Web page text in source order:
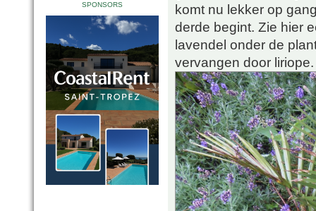
SPONSORS
komt nu lekker op
derde begint. Zie hier
lavendel onder de
vervangen door liriope.